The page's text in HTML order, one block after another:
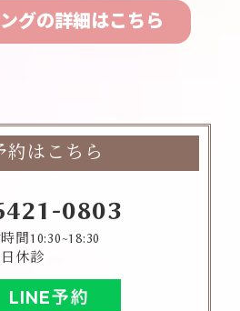
グの詳細はこちら
約はこちら
0803
間10:30~18:30
休診
LINE予約